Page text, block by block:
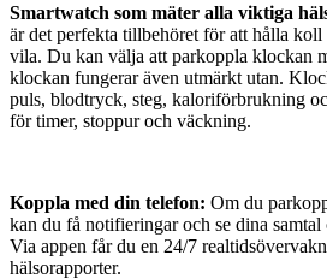
Smartwatch som mäter alla viktiga
är det perfekta tillbehöret för att hålla
vila. Du kan välja att parkoppla klockan
klockan fungerar även utmärkt utan.
puls, blodtryck, steg, kaloriförbrukning
för timer, stoppur och väckning.
Koppla med din telefon: Om du
kan du få notifieringar och se dina samtal
Via appen får du en 24/7
hälsorapporter.